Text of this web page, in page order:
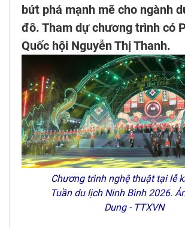
bứt phá mạnh mẽ cho ngành
đô. Tham dự chương trình có
Quốc hội Nguyễn Thị Thanh.
Chương trình nghệ thuật tại lễ
Tuần du lịch Ninh Bình 2026.
Dung - TTXVN